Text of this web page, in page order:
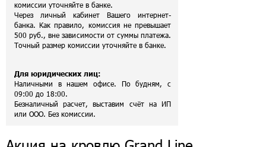
комиссии уточняйте в банке.
Через личный кабинет Вашего интернет-
банка. Как правило, комиссия не превышает
500 руб., вне зависимости от суммы платежа.
Точный размер комиссии уточняйте в банке.
Для юридических лиц:
Наличными в нашем офисе. По будням, с
09:00 до 18:00.
Безналичный расчет, выставим счёт на ИП
или ООО. Без комиссии.